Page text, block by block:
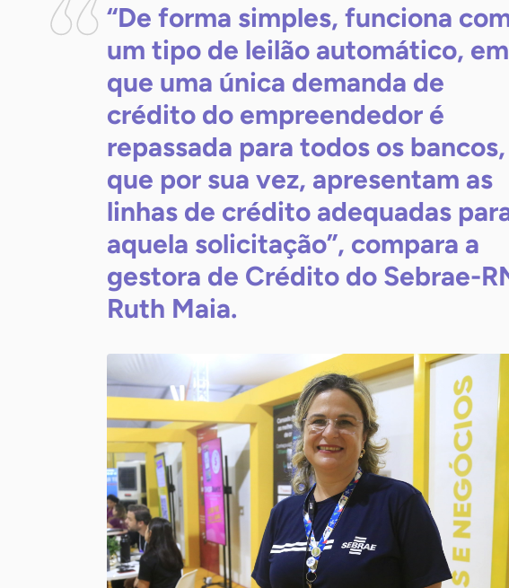
“De forma simples, funciona
um tipo de leilão automático, em
que uma única demanda de
crédito do empreendedor é
repassada para todos os bancos,
que por sua vez, apresentam as
linhas de crédito adequadas
aquela solicitação”, compara a
gestora de Crédito do Sebrae-
Ruth Maia.